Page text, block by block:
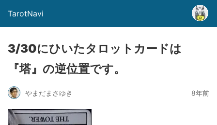
TarotNavi
3/30にひいたタロットカードは
『塔』の逆位置です。
やまだまさゆき 8年前